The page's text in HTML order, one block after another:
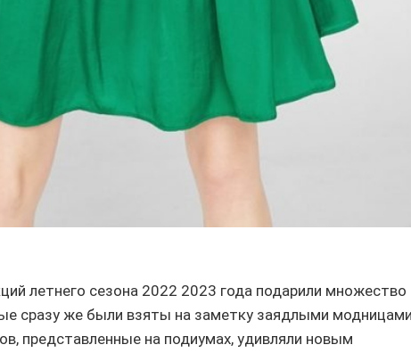
летнего сезона 2022 2023 года подарили множество
сразу же были взяты на заметку заядлыми модницами.
представленные на подиумах, удивляли новым